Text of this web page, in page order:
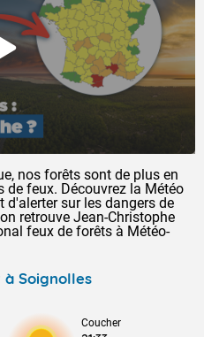
nos forêts sont de plus en
de feux. Découvrez la Météo
sur les dangers de
retrouve Jean-Christophe
feux de forêts à Météo-
à Soignolles
Coucher